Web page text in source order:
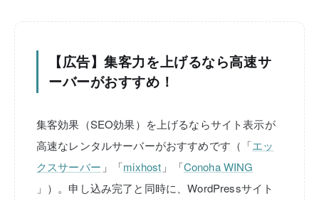
【広告】集客力を上げるなら高速サ
ーバーがおすすめ！
集客効果（SEO効果）を上げるならサイト表示が
高速なレンタルサーバーがおすすめです（「エッ
クスサーバー 」「mixhost 」「Conoha WING
」）。申し込み完了と同時に、WordPressサイト